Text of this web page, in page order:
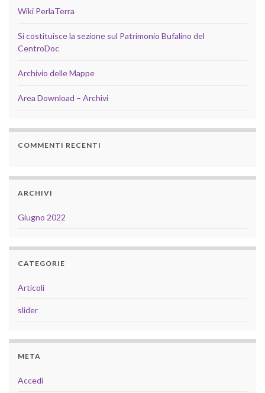
Wiki PerlaTerra
Si costituisce la sezione sul Patrimonio Bufalino del
CentroDoc
Archivio delle Mappe
Area Download – Archivi
COMMENTI RECENTI
ARCHIVI
Giugno 2022
CATEGORIE
Articoli
slider
META
Accedi